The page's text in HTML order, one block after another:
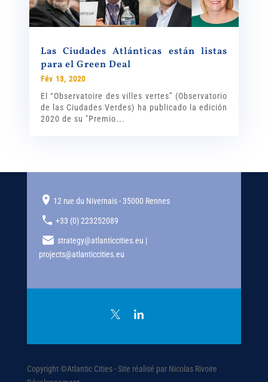
Las Ciudades Atlánticas están listas
para el Green Deal
Fév 13, 2020
El “Observatoire des villes vertes” (Observatorio
de las Ciudades Verdes) ha publicado la edición
2020 de su "Premio...
12 rue du Nivernais - 35000 Rennes
+33 (0) 223252089
strategy@atlanticcities.eu |
projects@atlanticcities.eu
Copyright ©Atlantic Cities - Site réalisé par Nicolas Rivoire